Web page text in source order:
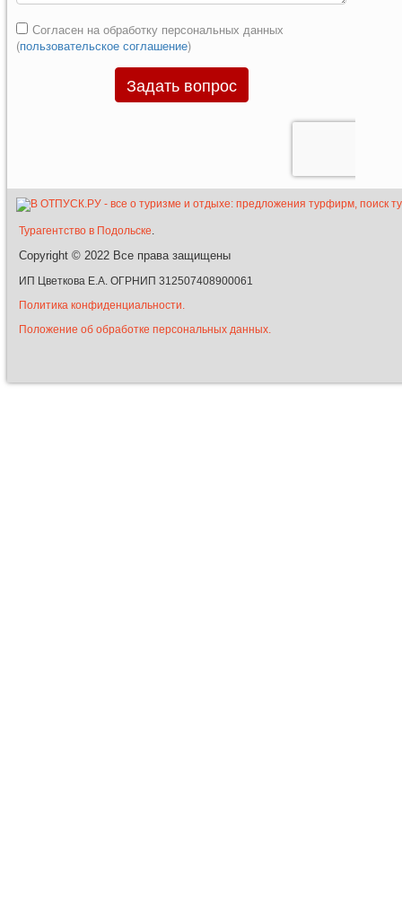
Турагентство в Подольске.
Copyright © 2022 Все права защищены
ИП Цветкова Е.А. ОГРНИП 312507408900061
Политика конфиденциальности.
Положение об обработке персональных данных.